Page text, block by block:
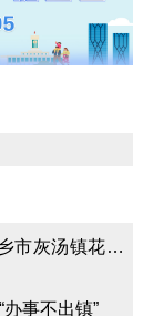
市灰汤镇花果
心
事不出镇”